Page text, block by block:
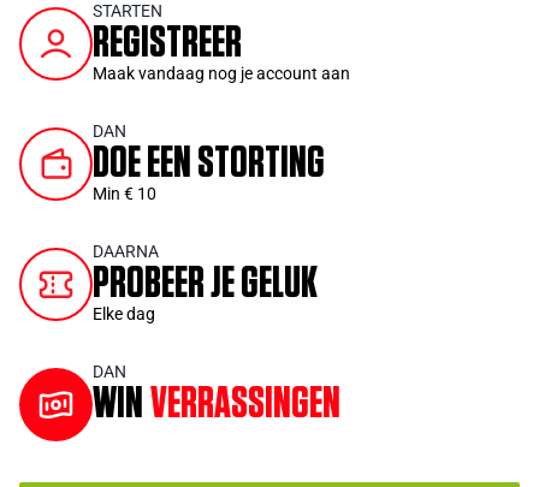
STARTEN
REGISTREER
Maak vandaag nog je account aan
DAN
DOE EEN STORTING
Min € 10
DAARNA
PROBEER JE GELUK
Elke dag
DAN
WIN VERRASSINGEN